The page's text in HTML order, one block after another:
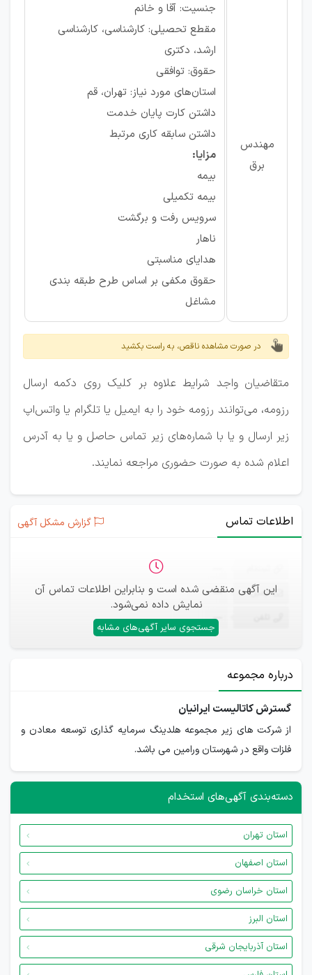
مهندس
برق
جنسیت: آقا و خانم
مقطع تحصیلی: کارشناسی، کارشناسی
ارشد، دکتری
حقوق: توافقی
استان‌های مورد نیاز: تهران، قم
داشتن کارت پایان خدمت
داشتن سابقه کاری مرتبط
مزایا:
بیمه
بیمه تکمیلی
سرویس رفت و برگشت
ناهار
هدایای مناسبتی
حقوق مکفی بر اساس طرح طبقه بندی
مشاغل
در صورت مشاهده ناقص، به راست بکشید
متقاضیان واجد شرایط علاوه بر کلیک روی دکمه ارسال
رزومه، می‌توانند رزومه خود را به ایمیل یا تلگرام یا واتس‌اپ
زیر ارسال و یا با شماره‌های زیر تماس حاصل و یا به آدرس
اعلام شده به صورت حضوری مراجعه نمایند.
اطلاعات تماس گزارش مشکل آگهی
این آگهی منقضی شده است و بنابراین اطلاعات تماس آن
نمایش داده نمی‌شود.
جستجوی سایر آگهی‌های مشابه
ایمیل —
—
درباره مجموعه
گسترش کاتالیست ایرانیان
از شرکت های زیر مجموعه هلدینگ سرمایه گذاری توسعه معادن و
فلزات واقع در شهرستان ورامین می باشد.
دسته‌بندی آگهی‌های استخدام
استان تهران
استان اصفهان
استان خراسان رضوی
استان البرز
استان آذربایجان شرقی